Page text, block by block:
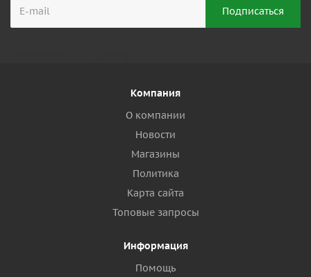
Компания
О компании
Новости
Магазины
Политика
Карта сайта
Топовые запросы
Информация
Помощь